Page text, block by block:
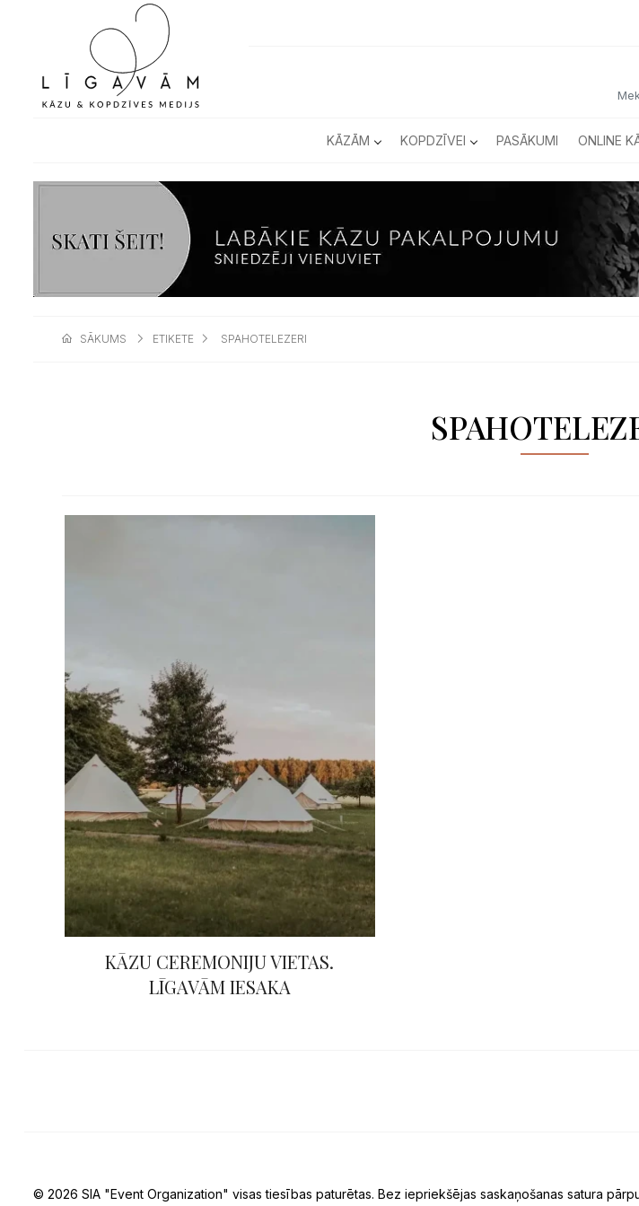
KĀZĀM KOPDZĪVEI PASĀKUMI ONLINE
SĀKUMS ETIKETE SPAHOTELEZERI
KĀZU CEREMONIJU VIETAS.
LĪGAVĀM IESAKA
© 2026 SIA "Event Organization" visas tiesības paturētas. Bez iepriekšējas saskaņošanas satura